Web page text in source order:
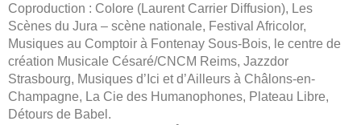
Coproduction : Colore (Laurent Carrier Diffusion), Les
Scènes du Jura – scène nationale, Festival Africolor,
Musiques au Comptoir à Fontenay Sous-Bois, le centre de
création Musicale Césaré/CNCM Reims, Jazzdor
Strasbourg, Musiques d’Ici et d’Ailleurs à Châlons-en-
Champagne, La Cie des Humanophones, Plateau Libre,
Détours de Babel.